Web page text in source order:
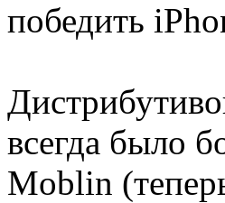
победить
всегда было
Moblin